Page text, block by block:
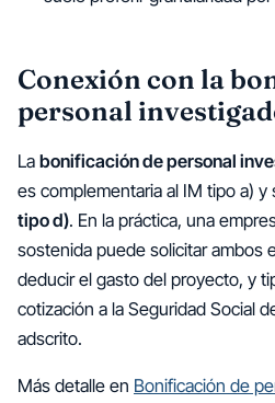
Conexión con la
personal
La bonificación de personal
es complementaria al IM tipo a) y
tipo d). En la práctica, una
sostenida puede solicitar ambos
deducir el gasto del proyecto, y
cotización a la Seguridad Social
adscrito.
Más detalle en Bonificación de